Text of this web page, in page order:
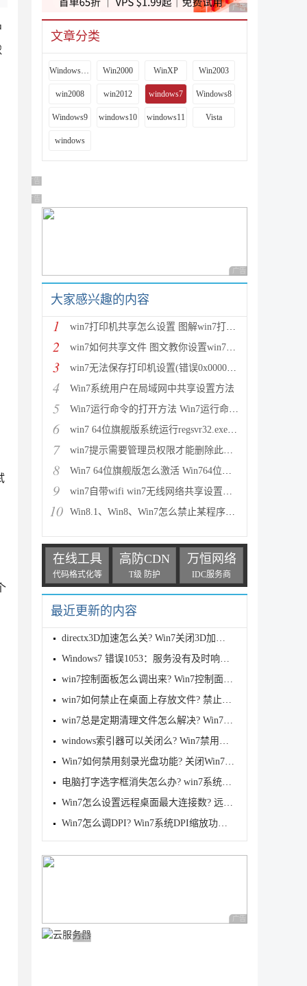
广告 商业广告，理性
文章分类
Windows 9x Win2000 WinXP Win2003
win2008 win2012 windows7 Windows8
Windows9 windows10 windows11 Vista
windows
广告 商业广告，理性选择
广告 商业广告，理性选择
广告 商业广告，理性
大家感兴趣的内容
1 win7打印机共享怎么设置 图解win7打印机共享设置技巧
2 win7如何共享文件 图文教你设置win7文件共享
3 win7无法保存打印机设置(错误0x000006d9)解决方法
4 Win7系统用户在局域网中共享设置方法
5 Win7运行命令的打开方法 Win7运行命令大全(45个)
6 win7 64位旗舰版系统运行regsvr32.exe注册32位dll提示
7 win7提示需要管理员权限才能删除此文件夹解决办法
8 Win7 64位旗舰版怎么激活 Win764位旗舰版系统激活教程
9 win7自带wifi win7无线网络共享设置图文方法
10 Win8.1、Win8、Win7怎么禁止某程序运行？组策略禁止程
在线工具
代码格式化等
高防CDN
T级 防护
万恒网络
IDC服务商
最近更新的内容
directx3D加速怎么关? Win7关闭3D加速功能的技巧
Windows7 错误1053：服务没有及时响应启动或控制请求
win7控制面板怎么调出来? Win7控制面板无法打开解决教
win7如何禁止在桌面上存放文件? 禁止在电脑桌面存放文
win7总是定期清理文件怎么解决? Win7关闭磁盘的定期碎
windows索引器可以关闭么? Win7禁用索引器回退的方法
Win7如何禁用刻录光盘功能? 关闭Win7系统中CD刻录功能
电脑打字选字框消失怎么办? win7系统解决打字没有选字
Win7怎么设置远程桌面最大连接数? 远程桌面连接最大化
Win7怎么调DPI? Win7系统DPI缩放功能的设置方法
广告 商业广告，理性
广告 商业广告，理性选择